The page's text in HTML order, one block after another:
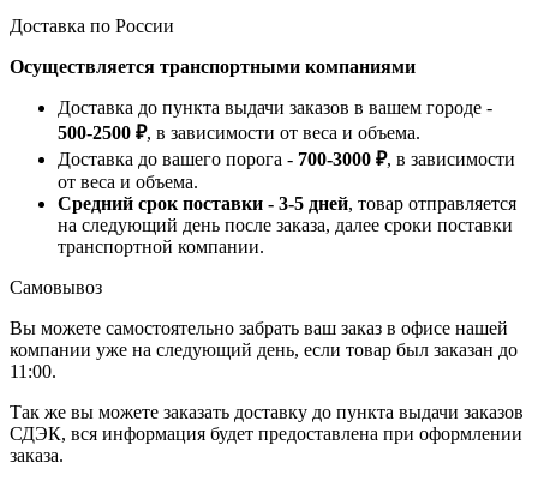
Доставка по России
Осуществляется транспортными компаниями
Доставка до пункта выдачи заказов в вашем городе -
500-2500 ₽, в зависимости от веса и объема.
Доставка до вашего порога - 700-3000 ₽, в зависимости
от веса и объема.
Средний срок поставки - 3-5 дней, товар отправляется
на следующий день после заказа, далее сроки поставки
транспортной компании.
Самовывоз
Вы можете самостоятельно забрать ваш заказ в офисе нашей
компании уже на следующий день, если товар был заказан до
11:00.
Так же вы можете заказать доставку до пункта выдачи заказов
СДЭК, вся информация будет предоставлена при оформлении
заказа.